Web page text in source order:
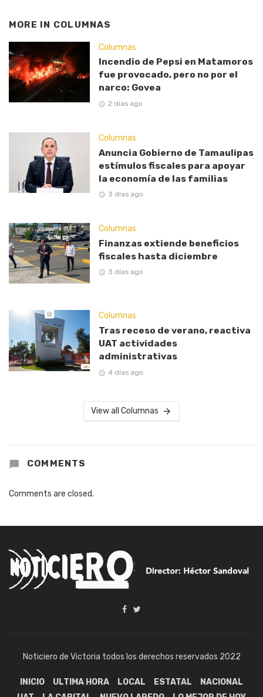
MORE IN COLUMNAS
Columnas
Incendio de Pepsi en Matamoros
fue provocado, pero no por el
narco: Govea
2 días ago
Columnas
Anuncia Gobierno de Tamaulipas
estímulos fiscales para apoyar
la economía de las familias
3 días ago
Columnas
Finanzas extiende beneficios
fiscales hasta diciembre
3 días ago
Columnas
Tras receso de verano, reactiva
UAT actividades
administrativas
4 días ago
View all Columnas
COMMENTS
Comments are closed.
Noticiero de Victoria todos los derechos reservados 2022
INICIO ULTIMA HORA LOCAL ESTATAL
NACIONAL